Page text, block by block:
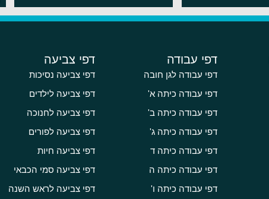
דפי עבודה
דפי עבודה לגן חובה
דפי עבודה כיתה א'
דפי עבודה כיתה ב'
דפי עבודה כיתה ג'
דפי עבודה כיתה ד
דפי עבודה כיתה ה
דפי עבודה כיתה ו'
דפי צביעה
דפי צביעה נסיכות
דפי צביעה לילדים
דפי צביעה לחנוכה
דפי צביעה לפורים
דפי צביעה חיות
דפי צביעה סמי הכבאי
דפי צביעה לראש השנה